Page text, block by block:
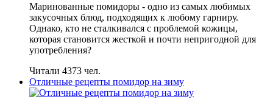
Маринованные помидоры - одно из самых любимых
закусочных блюд, подходящих к любому гарниру.
Однако, кто не сталкивался с проблемой кожицы,
которая становится жесткой и почти непригодной для
употребления?
Читали 4373 чел.
Отличные рецепты помидор на зиму